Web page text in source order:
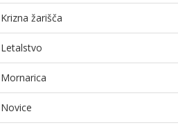
Krizna žarišča
Letalstvo
Mornarica
Novice